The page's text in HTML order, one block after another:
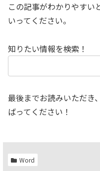
この記事がわかりやすい
いってください。
知りたい情報を検索！
最後までお読みいただき
ばってください！
Word